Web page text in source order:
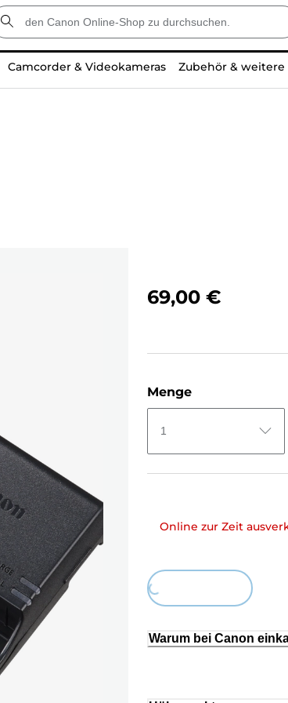
Camcorder & Videokameras Zubehör &
69,00 €
Menge
1
Online zur Zeit
Loading...
Warum bei Canon